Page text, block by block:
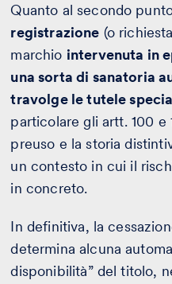
Quanto al secondo
registrazione (o
marchio intervenuta in
una sorta di sanatoria
travolge le tutele
particolare gli artt. 100 e
preuso e la storia
un contesto in cui il
in concreto.
In definitiva, la
determina alcuna
disponibilità” del titolo,